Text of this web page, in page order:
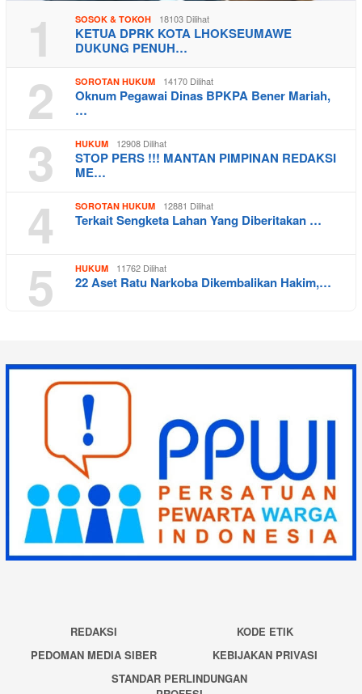
1 SOSOK & TOKOH 18103 Dilihat
KETUA DPRK KOTA LHOKSEUMAWE
DUKUNG PENUH…
2 SOROTAN HUKUM 14170 Dilihat
Oknum Pegawai Dinas BPKPA Bener Mariah,
…
3 HUKUM 12908 Dilihat
STOP PERS !!! MANTAN PIMPINAN REDAKSI
ME…
4 SOROTAN HUKUM 12881 Dilihat
Terkait Sengketa Lahan Yang Diberitakan …
5 HUKUM 11762 Dilihat
22 Aset Ratu Narkoba Dikembalikan Hakim,…
REDAKSI
KODE ETIK
PEDOMAN MEDIA SIBER
KEBIJAKAN PRIVASI
STANDAR PERLINDUNGAN